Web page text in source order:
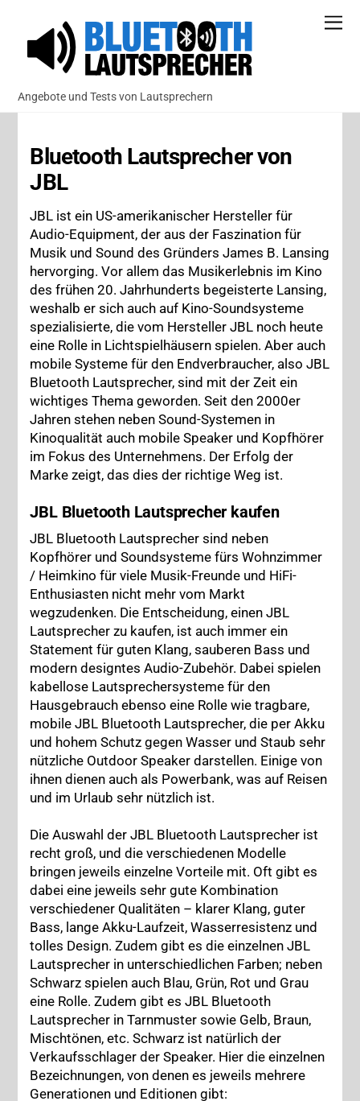
Angebote und Tests von Lautsprechern
Bluetooth Lautsprecher von
JBL
JBL ist ein US-amerikanischer Hersteller für
Audio-Equipment, der aus der Faszination für
Musik und Sound des Gründers James B. Lansing
hervorging. Vor allem das Musikerlebnis im Kino
des frühen 20. Jahrhunderts begeisterte Lansing,
weshalb er sich auch auf Kino-Soundsysteme
spezialisierte, die vom Hersteller JBL noch heute
eine Rolle in Lichtspielhäusern spielen. Aber auch
mobile Systeme für den Endverbraucher, also JBL
Bluetooth Lautsprecher, sind mit der Zeit ein
wichtiges Thema geworden. Seit den 2000er
Jahren stehen neben Sound-Systemen in
Kinoqualität auch mobile Speaker und Kopfhörer
im Fokus des Unternehmens. Der Erfolg der
Marke zeigt, das dies der richtige Weg ist.
JBL Bluetooth Lautsprecher kaufen
JBL Bluetooth Lautsprecher sind neben
Kopfhörer und Soundsysteme fürs Wohnzimmer
/ Heimkino für viele Musik-Freunde und HiFi-
Enthusiasten nicht mehr vom Markt
wegzudenken. Die Entscheidung, einen JBL
Lautsprecher zu kaufen, ist auch immer ein
Statement für guten Klang, sauberen Bass und
modern designtes Audio-Zubehör. Dabei spielen
kabellose Lautsprechersysteme für den
Hausgebrauch ebenso eine Rolle wie tragbare,
mobile JBL Bluetooth Lautsprecher, die per Akku
und hohem Schutz gegen Wasser und Staub sehr
nützliche Outdoor Speaker darstellen. Einige von
ihnen dienen auch als Powerbank, was auf Reisen
und im Urlaub sehr nützlich ist.
Die Auswahl der JBL Bluetooth Lautsprecher ist
recht groß, und die verschiedenen Modelle
bringen jeweils einzelne Vorteile mit. Oft gibt es
dabei eine jeweils sehr gute Kombination
verschiedener Qualitäten – klarer Klang, guter
Bass, lange Akku-Laufzeit, Wasserresistenz und
tolles Design. Zudem gibt es die einzelnen JBL
Lautsprecher in unterschiedlichen Farben; neben
Schwarz spielen auch Blau, Grün, Rot und Grau
eine Rolle. Zudem gibt es JBL Bluetooth
Lautsprecher in Tarnmuster sowie Gelb, Braun,
Mischtönen, etc. Schwarz ist natürlich der
Verkaufsschlager der Speaker. Hier die einzelnen
Bezeichnungen, von denen es jeweils mehrere
Generationen und Editionen gibt: